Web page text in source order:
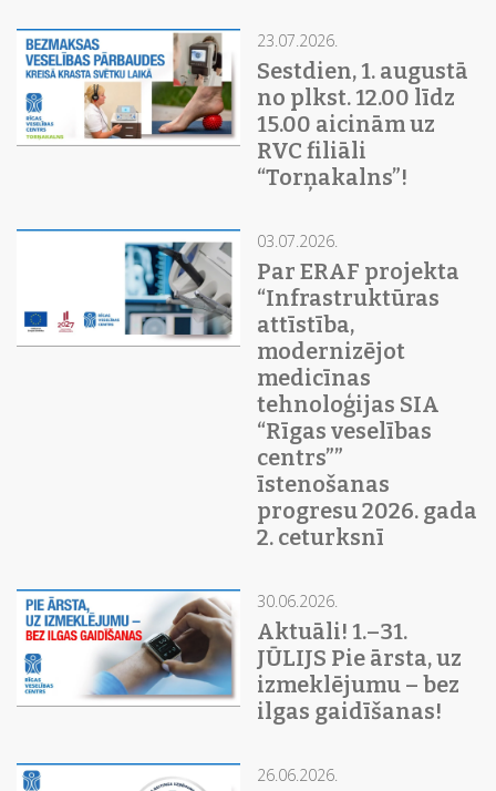
23.07.2026.
Sestdien, 1. augustā
no plkst. 12.00 līdz
15.00 aicinām uz
RVC filiāli
“Torņakalns”!
03.07.2026.
Par ERAF projekta
“Infrastruktūras
attīstība,
modernizējot
medicīnas
tehnoloģijas SIA
“Rīgas veselības
centrs””
īstenošanas
progresu 2026. gada
2. ceturksnī
30.06.2026.
Aktuāli! 1.–31.
JŪLIJS Pie ārsta, uz
izmeklējumu – bez
ilgas gaidīšanas!
26.06.2026.